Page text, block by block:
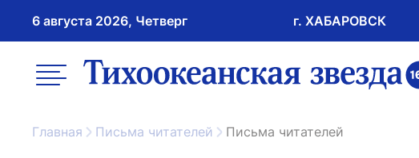
6 августа 2026, Четверг г. ХАБАРОВСК
меню ссылка на главную
Главная Письма читателей Письма читателей